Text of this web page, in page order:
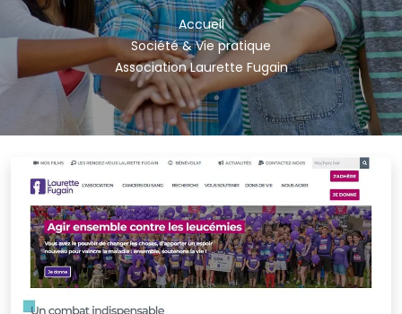
Accueil
Société & Vie pratique
Association Laurette Fugain